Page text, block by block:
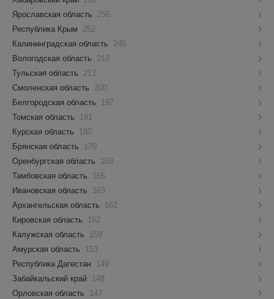
Ярославская область
256
Республика Крым
252
Калининградская область
245
Вологодская область
213
Тульская область
213
Смоленская область
200
Белгородская область
197
Томская область
191
Курская область
180
Брянская область
170
Оренбургская область
168
Тамбовская область
165
Ивановская область
163
Архангельская область
162
Кировская область
162
Калужская область
159
Амурская область
153
Республика Дагестан 149
Забайкальский край 148
Орловская область
147